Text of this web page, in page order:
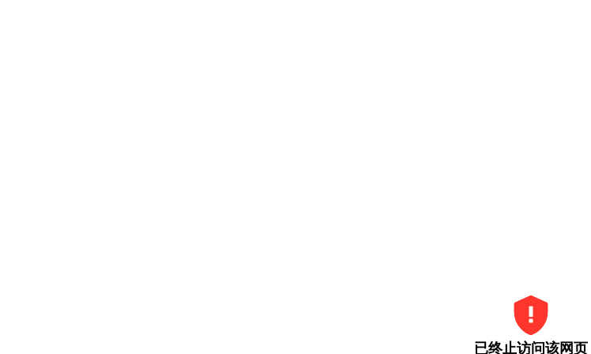
已终止访问该网页